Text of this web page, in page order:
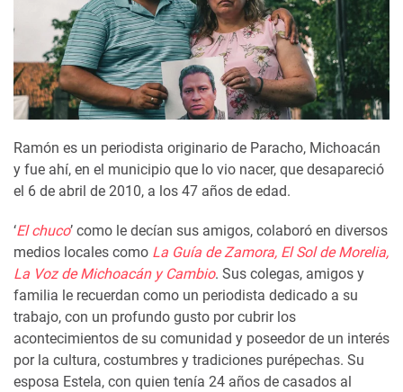
Ramón es un periodista originario de Paracho, Michoacán
y fue ahí, en el municipio que lo vio nacer, que desapareció
el 6 de abril de 2010, a los 47 años de edad.
‘El chuco’ como le decían sus amigos, colaboró en diversos
medios locales como La Guía de Zamora, El Sol de Morelia,
La Voz de Michoacán y Cambio. Sus colegas, amigos y
familia le recuerdan como un periodista dedicado a su
trabajo, con un profundo gusto por cubrir los
acontecimientos de su comunidad y poseedor de un interés
por la cultura, costumbres y tradiciones purépechas. Su
esposa Estela, con quien tenía 24 años de casados al